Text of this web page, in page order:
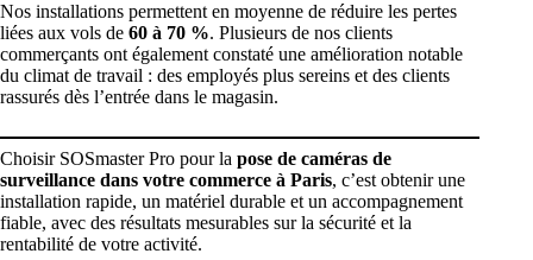
Nos installations permettent en moyenne de réduire les pertes
liées aux vols de 60 à 70 %. Plusieurs de nos clients
commerçants ont également constaté une amélioration notable
du climat de travail : des employés plus sereins et des clients
rassurés dès l’entrée dans le magasin.
Choisir SOSmaster Pro pour la pose de caméras de
surveillance dans votre commerce à Paris, c’est obtenir une
installation rapide, un matériel durable et un accompagnement
fiable, avec des résultats mesurables sur la sécurité et la
rentabilité de votre activité.